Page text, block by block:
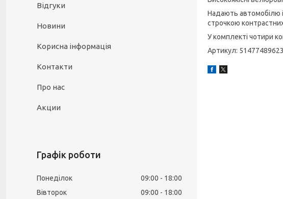
Надають автомобілю
строчкою
У комплекті чотири
Артикул: 51477489623
Відгуки
Новини
Корисна інформація
Контакти
Про нас
Акции
Графік роботи
Понеділок 09:00
18:00
Вівторок
09:00
18:00